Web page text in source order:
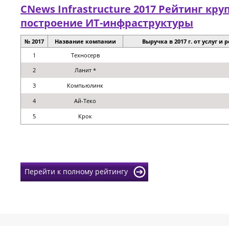
CNews Infrastructure 2017 Рейтинг
построение ИТ-инфраструктуры
№ 2017 Название компании
Выручка в 2017 г. от услуг
1
Техносерв
2
Ланит *
3
Компьюлинк
4
Ай-Теко
5
Крок
Перейти к полному рейтингу